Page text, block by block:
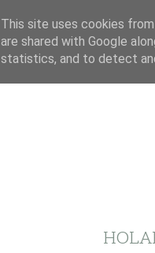
This site uses cookies
are shared with Google
statistics, and to detect